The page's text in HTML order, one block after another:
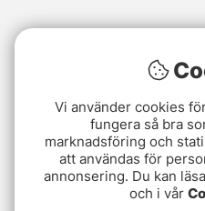
Vi använder cookies
fungera så bra
marknadsföring och
att användas för
annonsering. Du kan
och i vår